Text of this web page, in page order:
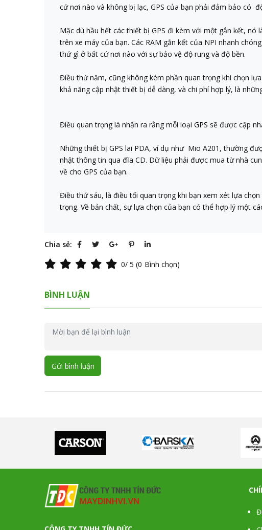
cứ nơi nào và không bị lạc, GPS của bạn phải đảm bảo có
Mặc dù hầu hết các thiết bị GPS đi kèm với một gắn kết,
trên xe máy của bạn. Các RAM gắn kết của NPI nhanh
thứ gì ở bất cứ nơi nào với sự bảo vệ độ rung và độ bền.
Điều thứ năm, cũng không kém phần quan trọng khi chọn
khả năng cập nhật thiết bị dễ dàng, và chi phí hợp lý, là
Điều quan trọng là nhận ra rằng mỗi loại GPS sẽ được cập
Những thiết bị GPS lai PDA, ví dụ như Mio A201, thường
nhật thông tin qua đĩa CD. Dữ liệu phải được mua từ nhà
về cho GPS của bạn.
Điều thứ sáu, là điều tối quan trọng khi bạn xem xét lựa
trọng. Về bản chất, sự lựa chọn của bạn có thể hợp lý một
Chia sẻ:
0/ 5 (0 Bình chọn)
BÌNH LUẬN
Gửi bình luận